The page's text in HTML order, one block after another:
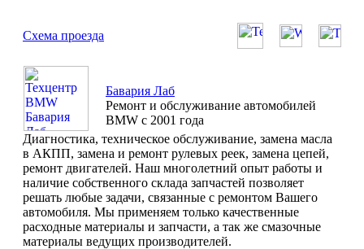
Схема проезда
Бавария Лаб
Ремонт и обслуживание автомобилей
BMW с 2001 года
Диагностика, техническое обслуживание, замена масла
в АКПП, замена и ремонт рулевых реек, замена цепей,
ремонт двигателей. Наш многолетний опыт работы и
наличие собственного склада запчастей позволяет
решать любые задачи, связанные с ремонтом Вашего
автомобиля. Мы применяем только качественные
расходные материалы и запчасти, а так же смазочные
материалы ведущих производителей.